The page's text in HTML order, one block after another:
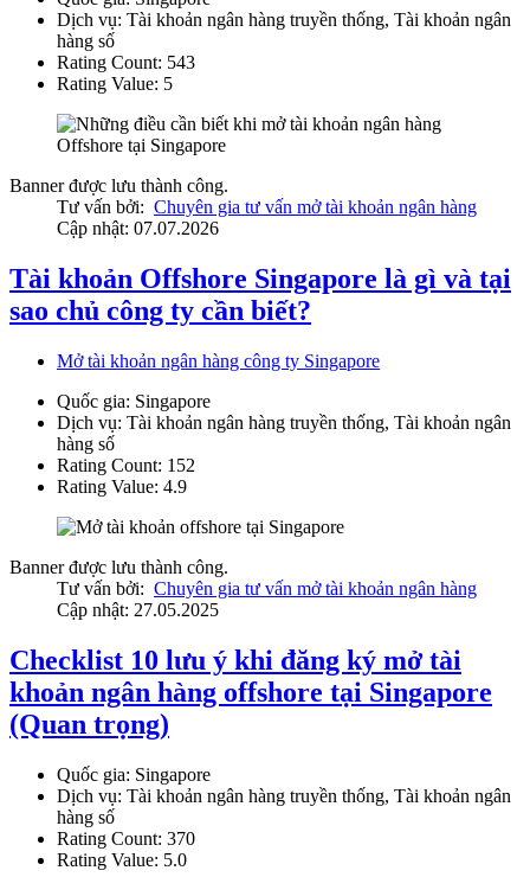
Dịch vụ: Tài khoản ngân hàng truyền thống, Tài khoản ngân
hàng số
Rating Count: 543
Rating Value: 5
Banner được lưu thành công.
Tư vấn bởi: Chuyên gia tư vấn mở tài khoản ngân hàng
Cập nhật: 07.07.2026
Tài khoản Offshore Singapore là gì và tại
sao chủ công ty cần biết?
Mở tài khoản ngân hàng công ty Singapore
Quốc gia: Singapore
Dịch vụ: Tài khoản ngân hàng truyền thống, Tài khoản ngân
hàng số
Rating Count: 152
Rating Value: 4.9
Banner được lưu thành công.
Tư vấn bởi: Chuyên gia tư vấn mở tài khoản ngân hàng
Cập nhật: 27.05.2025
Checklist 10 lưu ý khi đăng ký mở tài
khoản ngân hàng offshore tại Singapore
(Quan trọng)
Quốc gia: Singapore
Dịch vụ: Tài khoản ngân hàng truyền thống, Tài khoản ngân
hàng số
Rating Count: 370
Rating Value: 5.0